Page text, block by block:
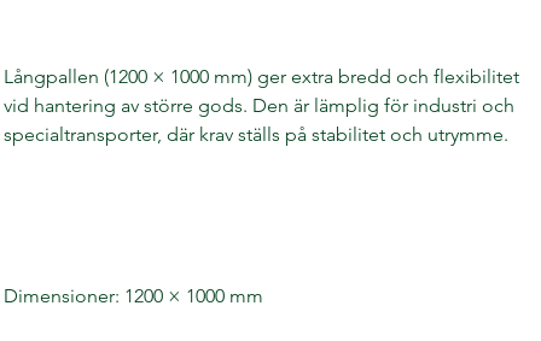
Långpallen (1200 × 1000 mm) ger extra bredd och flexibilitet
vid hantering av större gods. Den är lämplig för industri och
specialtransporter, där krav ställs på stabilitet och utrymme.
Dimensioner: 1200 × 1000 mm